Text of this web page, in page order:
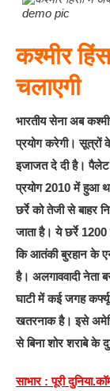
demo pic
कश्मीर
चलाएगी
भारतीय सेना अब
प्रयोग करेगी। सूत्रों
इजाजत दे दी है। पैलेट
प्रयोग 2010 में हुआ
छर्रे को तेजी से बाहर
जाता है। ये छर्रे
कि आतंकी बुरहान के
है। अलगाववादी नेता
घाटी में कई जगह
खतरनाक है। इसे
से बिना शोर शराबे के
साभार : पूरी